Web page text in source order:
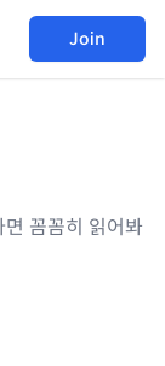
Join
꼼꼼히 읽어봐